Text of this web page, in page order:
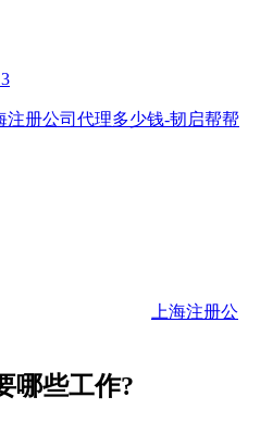
注册公司代理多少钱-韧启帮帮
上海注册公
哪些工作?